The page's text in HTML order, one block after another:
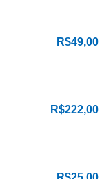
R$49,00
R$222,00